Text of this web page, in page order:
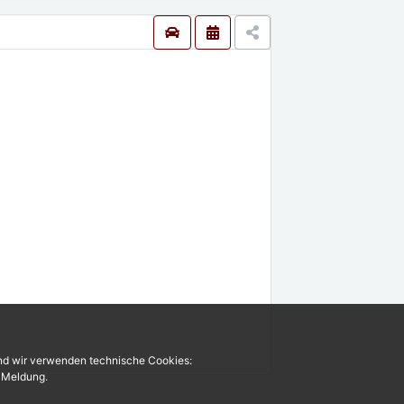
wir verwenden technische Cookies: